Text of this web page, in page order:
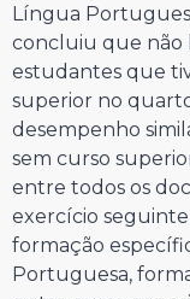
Língua
concluiu que não
estudantes que
superior no
desempenho
sem curso
entre todos os
exercício
formação
Portuguesa,